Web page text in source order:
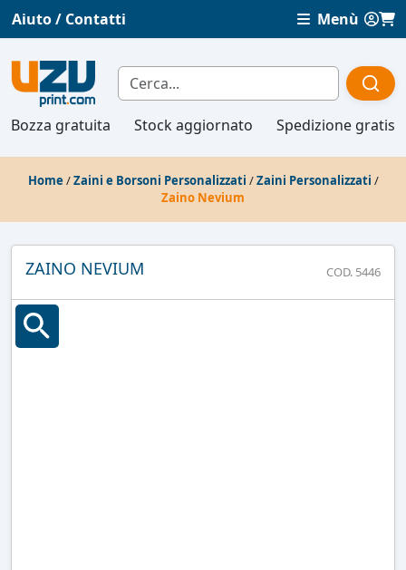
Aiuto / Contatti Menù
Bozza gratuita Stock aggiornato Spedizione gratis
Home /Zaini e Borsoni Personalizzati /Zaini Personalizzati /
Zaino Nevium
ZAINO NEVIUM COD. 5446